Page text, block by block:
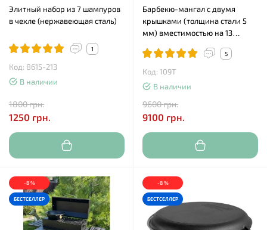
Элитный набор из 7 шампуров
в чехле (нержавеющая сталь)
1
Код: 8615-213
В наличии
1800 грн.
1250 грн.
Барбекю-мангал с двумя
крышками (толщина стали 5
мм) вместимостью на 13
5
Код: 109Т
В наличии
9600 грн.
9100 грн.
-8 %
БЕСТСЕЛЛЕР
-8 %
БЕСТСЕЛЛЕР